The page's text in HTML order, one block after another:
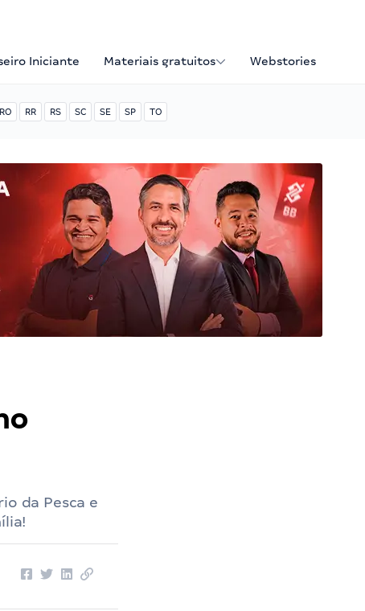
Iniciante Materiais gratuitos Webstories
RO RR RS SC SE SP TO
da Pesca e